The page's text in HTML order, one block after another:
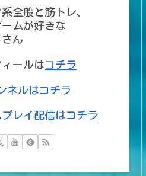
全般と筋トレ、
ムが好きな
さん
ールはコチラ
ネルはコチラ
レイ配信はコチラ